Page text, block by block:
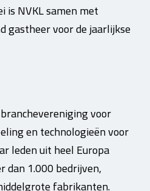
is NVKL samen met
gastheer voor de jaarlijkse
voor
en technologieën voor
leden uit heel Europa
dan 1.000 bedrijven,
fabrikanten.